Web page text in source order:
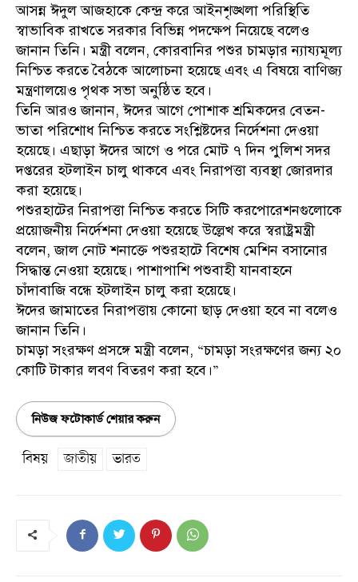
আসন্ন ঈদুল আজহাকে কেন্দ্র করে আইনশৃঙ্খলা পরিস্থিতি
স্বাভাবিক রাখতে সরকার বিভিন্ন পদক্ষেপ নিয়েছে বলেও
জানান তিনি। মন্ত্রী বলেন, কোরবানির পশুর চামড়ার ন্যায্যমূল্য
নিশ্চিত করতে বৈঠকে আলোচনা হয়েছে এবং এ বিষয়ে বাণিজ্য
মন্ত্রণালয়েও পৃথক সভা অনুষ্ঠিত হবে।
তিনি আরও জানান, ঈদের আগে পোশাক শ্রমিকদের বেতন-
ভাতা পরিশোধ নিশ্চিত করতে সংশ্লিষ্টদের নির্দেশনা দেওয়া
হয়েছে। এছাড়া ঈদের আগে ও পরে মোট ৭ দিন পুলিশ সদর
দপ্তরের হটলাইন চালু থাকবে এবং নিরাপত্তা ব্যবস্থা জোরদার
করা হয়েছে।
পশুরহাটের নিরাপত্তা নিশ্চিত করতে সিটি করপোরেশনগুলোকে
প্রয়োজনীয় নির্দেশনা দেওয়া হয়েছে উল্লেখ করে স্বরাষ্ট্রমন্ত্রী
বলেন, জাল নোট শনাক্তে পশুরহাটে বিশেষ মেশিন বসানোর
সিদ্ধান্ত নেওয়া হয়েছে। পাশাপাশি পশুবাহী যানবাহনে
চাঁদাবাজি বন্ধে হটলাইন চালু করা হয়েছে।
ঈদের জামাতের নিরাপত্তায় কোনো ছাড় দেওয়া হবে না বলেও
জানান তিনি।
চামড়া সংরক্ষণ প্রসঙ্গে মন্ত্রী বলেন, “চামড়া সংরক্ষণের জন্য ২০
কোটি টাকার লবণ বিতরণ করা হবে।”
নিউজ ফটোকার্ড শেয়ার করুন
বিষয় জাতীয় ভারত